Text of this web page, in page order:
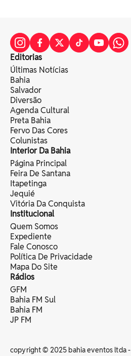
Editorias
Últimas Notícias
Bahia
Salvador
Diversão
Agenda Cultural
Preta Bahia
Fervo Das Cores
Colunistas
Interior Da Bahia
Página Principal
Feira De Santana
Itapetinga
Jequié
Vitória Da Conquista
Institucional
Quem Somos
Expediente
Fale Conosco
Política De Privacidade
Mapa Do Site
Rádios
GFM
Bahia FM Sul
Bahia FM
JP FM
copyright © 2025 bahia eventos ltda -